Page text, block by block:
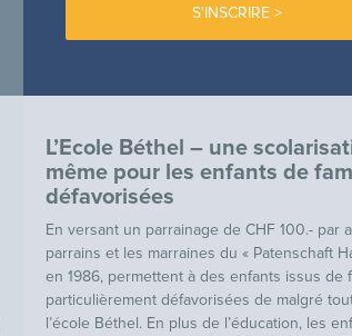
L’Ecole Béthel – une
même pour les enfants de
défavorisées
En versant un parrainage de CHF 100.- par
parrains et les marraines du « Patenschaft
en 1986, permettent à des enfants issus de
particulièrement défavorisées de malgré
l’école Béthel. En plus de l’éducation, les